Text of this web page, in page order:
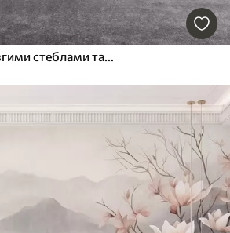
Квіти лаванди з довгими стеблами та листям, м'яка пастельна текстурована ілюстрація